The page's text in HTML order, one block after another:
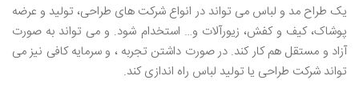
یک طراح مد و لباس می تواند در انواع شرکت های طراحی، تولید و عرضه
پوشاک، کیف و کفش، زیورآلات و… استخدام شود. و می تواند به صورت
آزاد و مستقل هم کار کند. در صورت داشتن تجربه ، و سرمایه کافی نیز می
تواند شرکت طراحی یا تولید لباس راه اندازی کند.